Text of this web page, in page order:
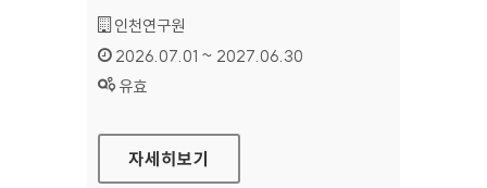
기관명 :
인천연구원
인증기간 :
2026.07.01 ~ 2027.06.30
상태 :
유효
인천연구원
자세히보기